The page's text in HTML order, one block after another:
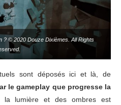
? © 2020 Douze Dixièmes. All Rights
sont déposés ici et là, de
le gameplay que progresse la
la lumière et des ombres est